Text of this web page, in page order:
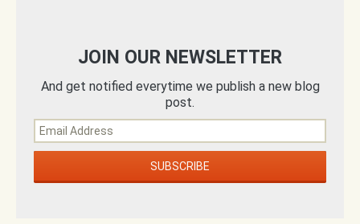
JOIN OUR NEWSLETTER
And get notified everytime we publish a new blog
post.